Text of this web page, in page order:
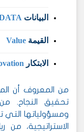
البيانات
القيمة Value
الابتكار
من المعروف أن
تحقيق النجاح. من
ومسؤولياتها التي
الاستراتيجية، من